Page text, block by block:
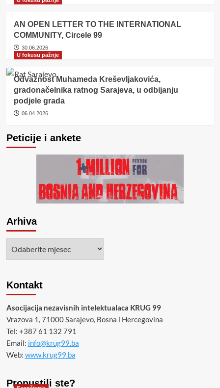
AN OPEN LETTER TO THE INTERNATIONAL
COMMUNITY, Circele 99
30.06.2026
U fokusu pažnje
Odvažnost Muhameda Kreševljakovića,
gradonačelnika ratnog Sarajeva, u odbijanju
podjele grada
06.04.2026
Peticije i ankete
Arhiva
Kontakt
Asocijacija nezavisnih intelektualaca KRUG 99
Vrazova 1, 71000 Sarajevo, Bosna i Hercegovina
Tel: +387 61 132 791
Email: info@krug99.ba
Web: www.krug99.ba
Propustili ste?